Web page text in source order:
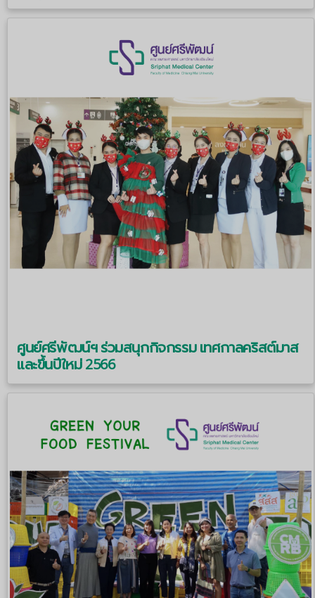
ศูนย์ศรีพัฒน์ฯ ร่วมสนุกกิจกรรม เทศกาลคริสต์มาส
และขึ้นปีใหม่ 2566